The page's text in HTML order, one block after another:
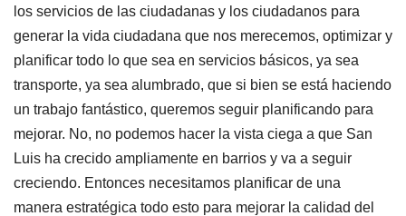
los servicios de las ciudadanas y los ciudadanos para
generar la vida ciudadana que nos merecemos, optimizar y
planificar todo lo que sea en servicios básicos, ya sea
transporte, ya sea alumbrado, que si bien se está haciendo
un trabajo fantástico, queremos seguir planificando para
mejorar. No, no podemos hacer la vista ciega a que San
Luis ha crecido ampliamente en barrios y va a seguir
creciendo. Entonces necesitamos planificar de una
manera estratégica todo esto para mejorar la calidad del